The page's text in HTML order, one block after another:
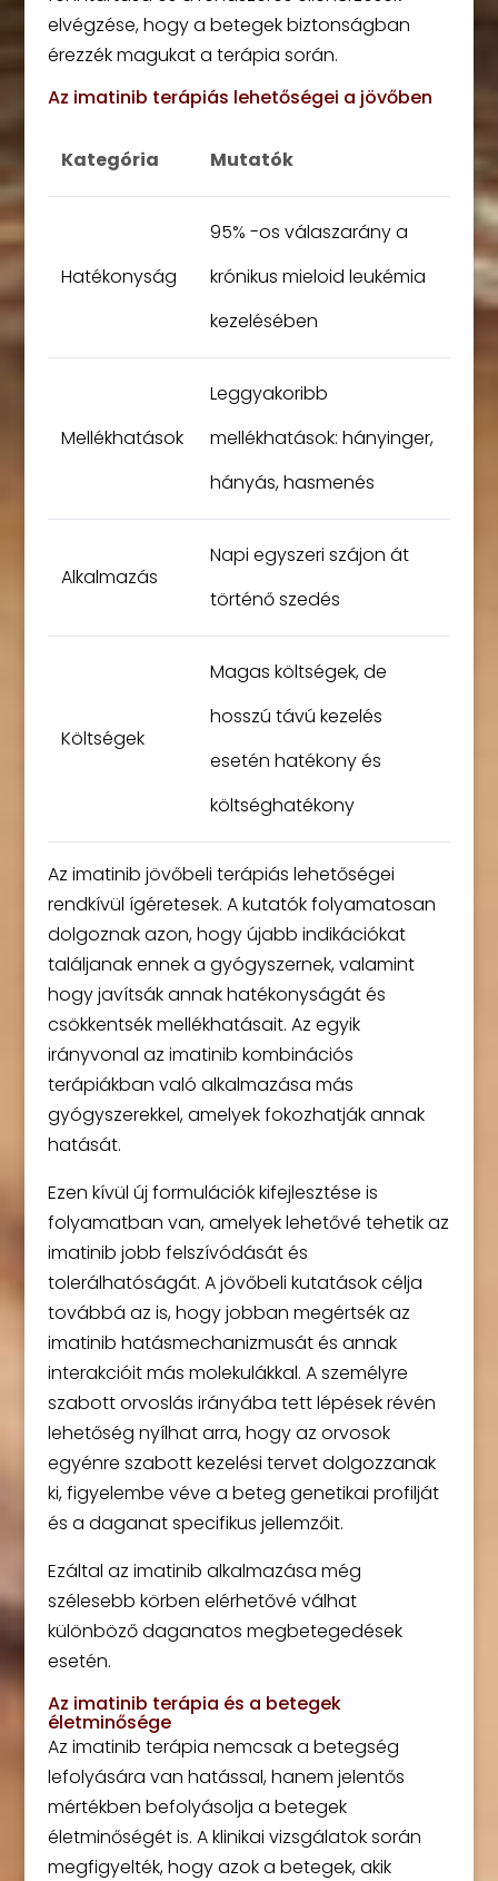
elvégzése, hogy a betegek biztonságban
érezzék magukat a terápia során.
Az imatinib terápiás lehetőségei a jövőben
Kategória Mutatók
Hatékonyság
95% -os válaszarány a
krónikus mieloid leukémia
kezelésében
Mellékhatások
Leggyakoribb
mellékhatások: hányinger,
hányás, hasmenés
Alkalmazás
Napi egyszeri szájon át
történő szedés
Költségek
Magas költségek, de
hosszú távú kezelés
esetén hatékony és
költséghatékony
Az imatinib jövőbeli terápiás lehetőségei
rendkívül ígéretesek. A kutatók folyamatosan
dolgoznak azon, hogy újabb indikációkat
találjanak ennek a gyógyszernek, valamint
hogy javítsák annak hatékonyságát és
csökkentsék mellékhatásait. Az egyik
irányvonal az imatinib kombinációs
terápiákban való alkalmazása más
gyógyszerekkel, amelyek fokozhatják annak
hatását.
Ezen kívül új formulációk kifejlesztése is
folyamatban van, amelyek lehetővé tehetik az
imatinib jobb felszívódását és
tolerálhatóságát. A jövőbeli kutatások célja
továbbá az is, hogy jobban megértsék az
imatinib hatásmechanizmusát és annak
interakcióit más molekulákkal. A személyre
szabott orvoslás irányába tett lépések révén
lehetőség nyílhat arra, hogy az orvosok
egyénre szabott kezelési tervet dolgozzanak
ki, figyelembe véve a beteg genetikai profilját
és a daganat specifikus jellemzőit.
Ezáltal az imatinib alkalmazása még
szélesebb körben elérhetővé válhat
különböző daganatos megbetegedések
esetén.
Az imatinib terápia és a betegek
életminősége
Az imatinib terápia nemcsak a betegség
lefolyására van hatással, hanem jelentős
mértékben befolyásolja a betegek
életminőségét is. A klinikai vizsgálatok során
megfigyelték, hogy azok a betegek, akik